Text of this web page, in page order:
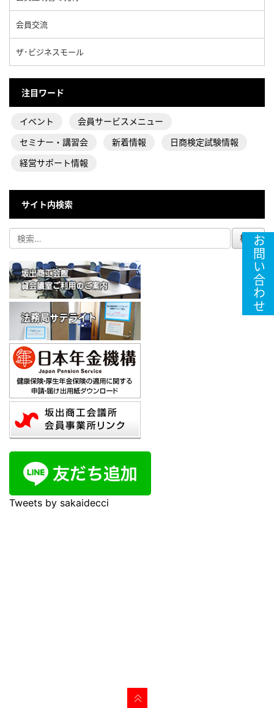
会員交流
ザ･ビジネスモール
注目ワード
イベント
会員サービスメニュー
セミナー・講習会
新着情報
日商検定試験情報
経営サポート情報
サイト内検索
Tweets by sakaidecci
お問い合わせ